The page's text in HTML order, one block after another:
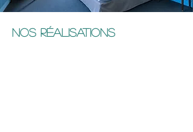
NOS RÉALISATIONS